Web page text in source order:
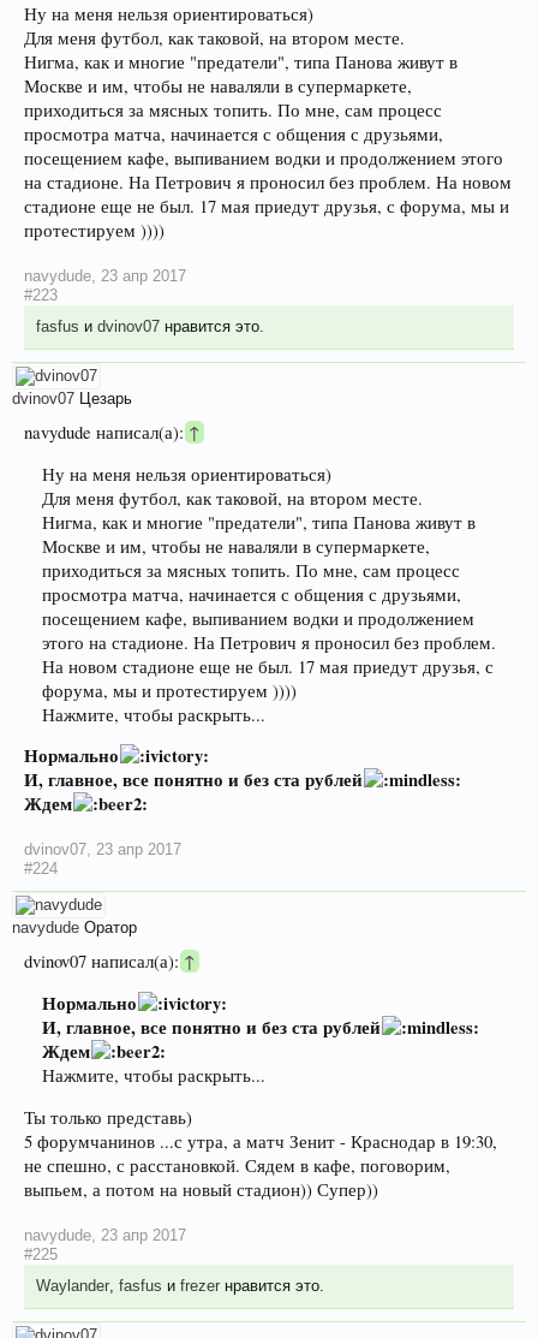
Ну на меня нельзя ориентироваться)
Для меня футбол, как таковой, на втором месте.
Нигма, как и многие "предатели", типа Панова живут в
Москве и им, чтобы не наваляли в супермаркете,
приходиться за мясных топить. По мне, сам процесс
просмотра матча, начинается с общения с друзьями,
посещением кафе, выпиванием водки и продолжением этого
на стадионе. На Петрович я проносил без проблем. На новом
стадионе еще не был. 17 мая приедут друзья, с форума, мы и
протестируем ))))
navydude 23 апр 2017
#223
fasfus и dvinov07 нравится это.
dvinov07 Цезарь
navydude написал(а):↑
Ну на меня нельзя ориентироваться)
Для меня футбол, как таковой, на втором месте.
Нигма, как и многие "предатели", типа Панова живут в
Москве и им, чтобы не наваляли в супермаркете,
приходиться за мясных топить. По мне, сам процесс
просмотра матча, начинается с общения с друзьями,
посещением кафе, выпиванием водки и продолжением
этого на стадионе. На Петрович я проносил без проблем.
На новом стадионе еще не был. 17 мая приедут друзья, с
форума, мы и протестируем ))))
Нажмите, чтобы раскрыть...
Нормально
И, главное, все понятно и без ста рублей
Ждем
dvinov07, 23 апр 2017
#224
navydude Оратор
dvinov07 написал(а): ↑
Нормально
И, главное, все понятно и без ста рублей
Ждем
Нажмите, чтобы раскрыть...
Ты только представь)
5 форумчанинов ...с утра, а матч Зенит - Краснодар в 19:30,
не спешно, с расстановкой. Сядем в кафе, поговорим,
выпьем, а потом на новый стадион)) Супер))
navydude 23 апр 2017
#225
Waylander fasfus и frezer нравится это.